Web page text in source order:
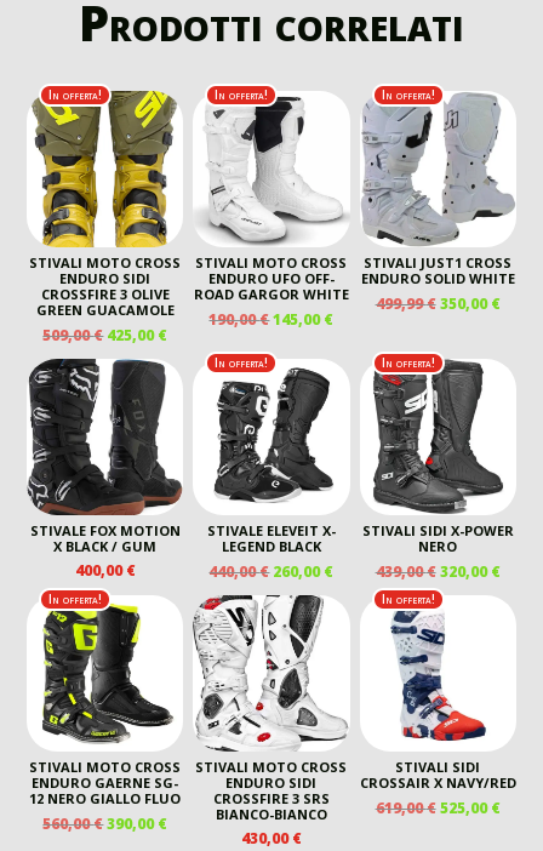
Prodotti correlati
In offerta!
STIVALI MOTO CROSS
ENDURO SIDI
CROSSFIRE 3 OLIVE
GREEN GUACAMOLE
509,00€ IL
PREZZO
ORIGINALE
ERA:
509,00 €.
425,00€IL
PREZZO
ATTUALE
425,00 €.
In offerta!
STIVALI MOTO CROSS
ENDURO UFO OFF-
ROAD GARGOR WHITE
190,00€IL
ORIGINALE
ERA:
190,00 €.
145,00€IL
ATTUALE
145,00 €.
In offerta!
STIVALI JUST1 CROSS
ENDURO SOLID WHITE
499,99€ IL
ERA:
499,99 €.
350,00€IL
È:
STIVALE FOX MOTION
X BLACK / GUM
400,00€
In offerta!
STIVALE ELEVEIT X-
LEGEND BLACK
440,00€ IL
PREZZO
ORIGINALE
ERA:
440,00 €.
260,00€IL
PREZZO
ATTUALE
260,00 €.
In offerta!
STIVALI SIDI X-POWER
NERO
439,00€ IL
PREZZO
ORIGINALE
ERA:
439,00 €.
320,00€IL
In offerta!
STIVALI MOTO CROSS
ENDURO GAERNE SG-
12 NERO GIALLO FLUO
560,00€IL
390,00€IL
STIVALI MOTO CROSS
ENDURO SIDI
CROSSFIRE 3 SRS
BIANCO-BIANCO
430,00€
In offerta!
STIVALI SIDI
CROSSAIR X NAVY/RED
619,00€ IL
525,00€IL